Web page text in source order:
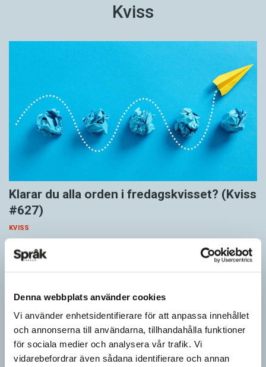
Denna webbplats använder cookies
Vi använder enhetsidentifierare för att anpassa innehållet
och annonserna till användarna, tillhandahålla funktioner
för sociala medier och analysera vår trafik. Vi
vidarebefordrar även sådana identifierare och annan
Kviss
Klarar du alla orden i fredagskvisset? (Kviss
#627)
KVISS
hämtade ur Svenska Akademiens ordlista.